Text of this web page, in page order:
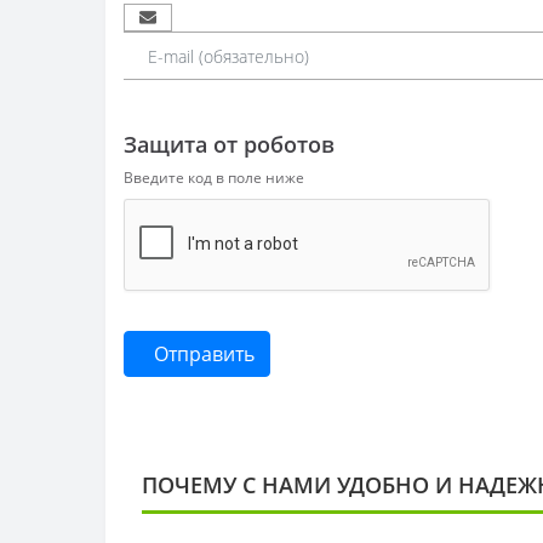
Защита от роботов
Введите код в поле ниже
Отправить
ПОЧЕМУ С НАМИ УДОБНО И